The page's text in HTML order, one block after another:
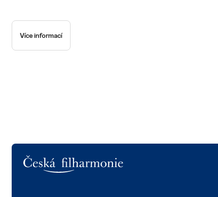
Více informací